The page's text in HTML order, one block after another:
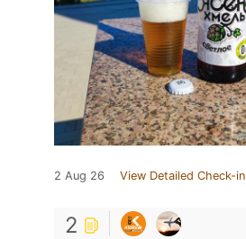
2 Aug 26 View Detailed Check-in
2